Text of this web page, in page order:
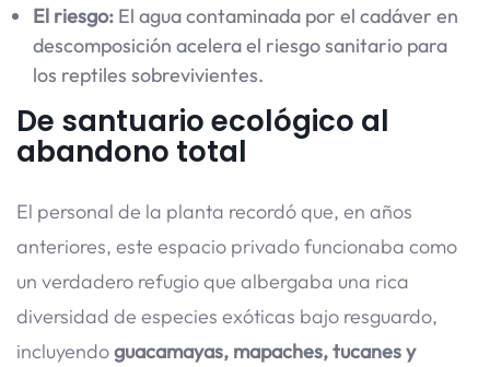
El riesgo: El agua contaminada por el cadáver en
descomposición acelera el riesgo sanitario para
los reptiles sobrevivientes.
De santuario ecológico al
abandono total
El personal de la planta recordó que, en años
anteriores, este espacio privado funcionaba como
un verdadero refugio que albergaba una rica
diversidad de especies exóticas bajo resguardo,
incluyendoguacamayas, mapaches, tucanes y